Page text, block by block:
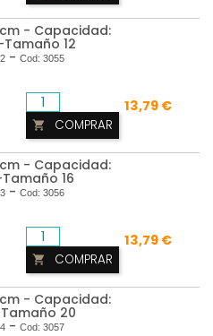
- Capacidad:
12
- Cod: 3055
13,79 €
 COMPRAR
- Capacidad:
16
- Cod: 3056
13,79 €
 COMPRAR
- Capacidad:
20
- Cod: 3057